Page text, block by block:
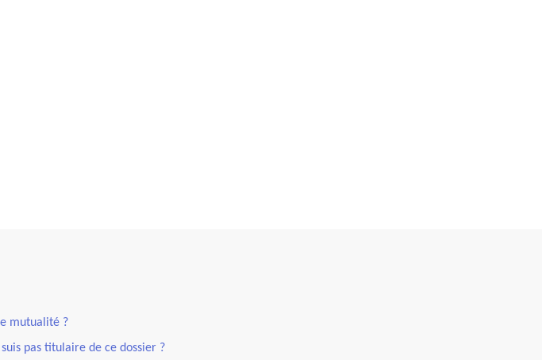
mutualité ?
pas titulaire de ce dossier ?